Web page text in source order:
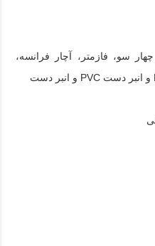
سو، فازمتر، آچار فرانسه،